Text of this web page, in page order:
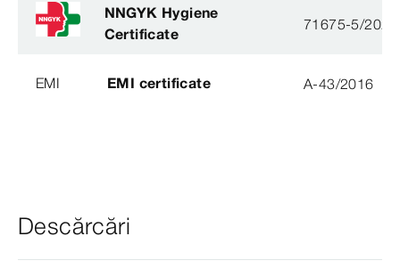
NNGYK Hygiene
Certificate
71675-5/
EMI EMI certificate A-43/2016
Descărcări